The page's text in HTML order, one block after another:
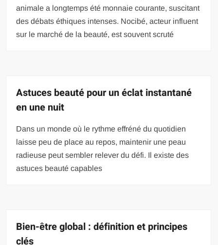
animale a longtemps été monnaie courante, suscitant
des débats éthiques intenses. Nocibé, acteur influent
sur le marché de la beauté, est souvent scruté
Astuces beauté pour un éclat instantané
en une nuit
Dans un monde où le rythme effréné du quotidien
laisse peu de place au repos, maintenir une peau
radieuse peut sembler relever du défi. Il existe des
astuces beauté capables
Bien-être global : définition et principes
clés